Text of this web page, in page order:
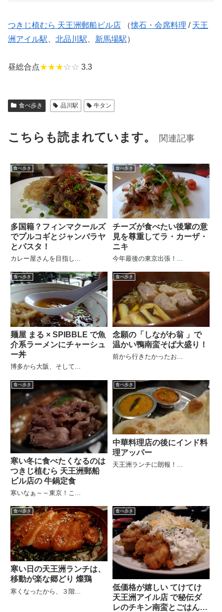
つきじ植むら 天王洲郵船ビル店 （懐石・会席料理 / 天王
洲アイル駅
北品川駅 新馬場駅）
昼総合点★★★☆☆ 3.3
食べ歩き 品川駅 牛タン
こちらも読まれています。 関連記事
食べ歩き
多国籍？フィンマクールズ
でプルコギとジャンバラヤ
とパスタ！
カレー屋さんを目指し...
食べ歩き
チーズが食べたい後輩の意
見を尊重してラ・カーザ・
ニキ
今年最後の東京出張！...
食べ歩き
麺屋 まる × SPIBBLE で魚
介系ラーメンにチャーシュ
ー丼
博多から大阪、そして...
食べ歩き
念願の「しながわ翁 」で
温かい鴨南蛮そば大盛り！
前から行きたかったお...
食べ歩き
寒い冬に食べたくなるのは
つきじ植むら 天王洲郵船
ビル店の 牛鍋定食
寒いなぁ～～東京！こ...
食べ歩き
中華料理店の後にインド料
理アッパー
天王洲ランチに朗報！...
食べ歩き
寒い日の天王洲ランチは、
移動が楽な郷どり 燦鶏
寒くなったから、３階...
食べ歩き
低価格が嬉しい てけてけ
天王洲アイル店 で秘伝ダ
レのチキン南蛮とごはん大